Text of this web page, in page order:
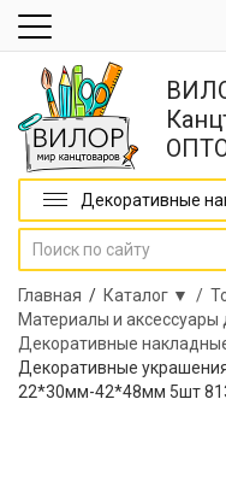
Декоративные
Главная / Каталог ▼ /
Материалы и
Декоративные
Декоративные
22*30мм-42*48мм 5шт